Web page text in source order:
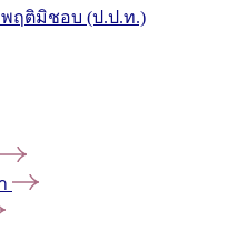
พฤติมิชอบ (ป.ป.ท.)